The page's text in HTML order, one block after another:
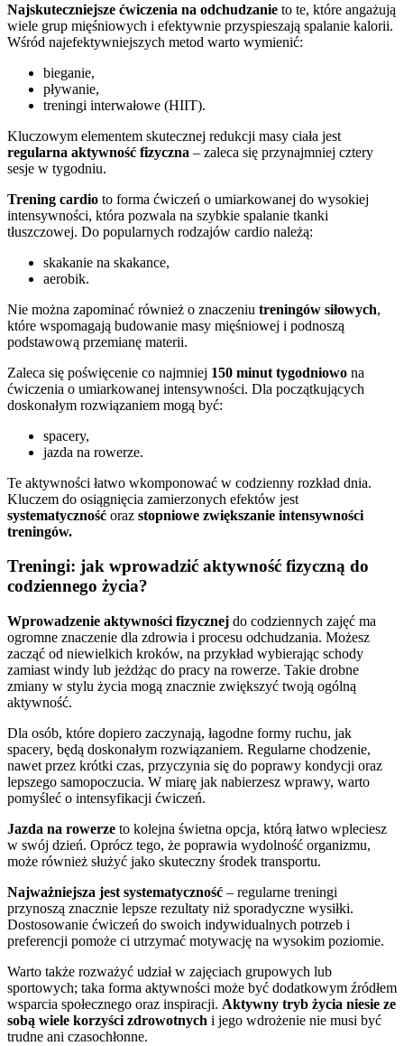
Najskuteczniejsze ćwiczenia na odchudzanie to te, które angażują
wiele grup mięśniowych i efektywnie przyspieszają spalanie kalorii.
Wśród najefektywniejszych metod warto wymienić:
bieganie,
pływanie,
treningi interwałowe (HIIT).
Kluczowym elementem skutecznej redukcji masy ciała jest
regularna aktywność fizyczna – zaleca się przynajmniej cztery
sesje w tygodniu.
Trening cardio to forma ćwiczeń o umiarkowanej do wysokiej
intensywności, która pozwala na szybkie spalanie tkanki
tłuszczowej. Do popularnych rodzajów cardio należą:
skakanie na skakance,
aerobik.
Nie można zapominać również o znaczeniu treningów siłowych,
które wspomagają budowanie masy mięśniowej i podnoszą
podstawową przemianę materii.
Zaleca się poświęcenie co najmniej 150 minut tygodniowo na
ćwiczenia o umiarkowanej intensywności. Dla początkujących
doskonałym rozwiązaniem mogą być:
spacery,
jazda na rowerze.
Te aktywności łatwo wkomponować w codzienny rozkład dnia.
Kluczem do osiągnięcia zamierzonych efektów jest
systematyczność oraz stopniowe zwiększanie intensywności
treningów.
Treningi: jak wprowadzić aktywność fizyczną do
codziennego życia?
Wprowadzenie aktywności fizycznej do codziennych zajęć ma
ogromne znaczenie dla zdrowia i procesu odchudzania. Możesz
zacząć od niewielkich kroków, na przykład wybierając schody
zamiast windy lub jeżdżąc do pracy na rowerze. Takie drobne
zmiany w stylu życia mogą znacznie zwiększyć twoją ogólną
aktywność.
Dla osób, które dopiero zaczynają, łagodne formy ruchu, jak
spacery, będą doskonałym rozwiązaniem. Regularne chodzenie,
nawet przez krótki czas, przyczynia się do poprawy kondycji oraz
lepszego samopoczucia. W miarę jak nabierzesz wprawy, warto
pomyśleć o intensyfikacji ćwiczeń.
Jazda na rowerze to kolejna świetna opcja, którą łatwo wpleciesz
w swój dzień. Oprócz tego, że poprawia wydolność organizmu,
może również służyć jako skuteczny środek transportu.
Najważniejsza jest systematyczność – regularne treningi
przynoszą znacznie lepsze rezultaty niż sporadyczne wysiłki.
Dostosowanie ćwiczeń do swoich indywidualnych potrzeb i
preferencji pomoże ci utrzymać motywację na wysokim poziomie.
Warto także rozważyć udział w zajęciach grupowych lub
sportowych; taka forma aktywności może być dodatkowym źródłem
wsparcia społecznego oraz inspiracji. Aktywny tryb życia niesie ze
sobą wiele korzyści zdrowotnych i jego wdrożenie nie musi być
trudne ani czasochłonne.